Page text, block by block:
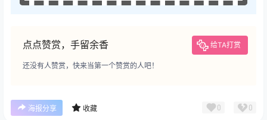
点点赞赏，手留余香 给TA打赏
还没有人赞赏，快来当第一个赞赏的人吧！
海报分享 收藏 0 0